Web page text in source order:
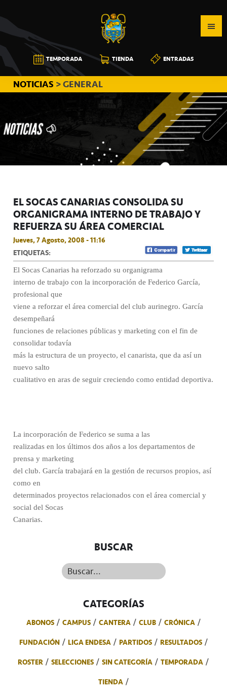
a
la
navegación
principal
al
contenido
principal
a
la
barra
lateral
principal
CB
CANARIAS
TEMPORADA TIENDA ENTRADAS
NOTICIAS > GENERAL
EL SOCAS CANARIAS CONSOLIDA SU
ORGANIGRAMA INTERNO DE TRABAJO Y
REFUERZA SU ÁREA COMERCIAL
Jueves, 7 Agosto, 2008 - 11:16
ETIQUETAS:
El Socas Canarias ha reforzado su organigrama
interno de trabajo con la incorporación de Federico García,
profesional que
viene a reforzar el área comercial del club aurinegro. García
desempeñará
funciones de relaciones públicas y marketing con el fin de
consolidar todavía
más la estructura de un proyecto, el canarista, que da así un
nuevo salto
cualitativo en aras de seguir creciendo como entidad deportiva.
La incorporación de Federico se suma a las
realizadas en los últimos dos años a los departamentos de
prensa y marketing
del club. García trabajará en la gestión de recursos propios, así
como en
determinados proyectos relacionados con el área comercial y
social del Socas
Canarias.
BUSCAR
Buscar...
CATEGORÍAS
ABONOS CAMPUS CANTERA CLUB
CRÓNICA
FUNDACIÓN
LIGA ENDESA PARTIDOS
RESULTADOS
ROSTER
SELECCIONES SIN CATEGORÍA
TEMPORADA
TIENDA